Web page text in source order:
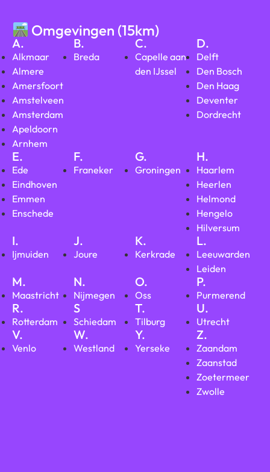
Omgevingen (15km)
A.
Alkmaar
Almere
Amersfoort
Amstelveen
Amsterdam
Apeldoorn
Arnhem
B.
Breda
C.
Capelle aan
den IJssel
D.
Delft
Den Bosch
Den Haag
Deventer
Dordrecht
E.
Ede
Eindhoven
Emmen
Enschede
F.
Franeker
G.
Groningen
H.
Haarlem
Heerlen
Helmond
Hengelo
Hilversum
I.
Ijmuiden
J.
Joure
K.
Kerkrade
L.
Leeuwarden
Leiden
M.
Maastricht
N.
Nijmegen
O.
Oss
P.
Purmerend
R.
Rotterdam
S
Schiedam
T.
Tilburg
U.
Utrecht
V.
Venlo
W.
Westland
Y.
Yerseke
Z.
Zaandam
Zaanstad
Zoetermeer
Zwolle